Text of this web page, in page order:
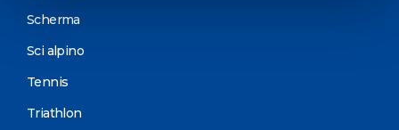
Scherma
Sci alpino
Tennis
Triathlon